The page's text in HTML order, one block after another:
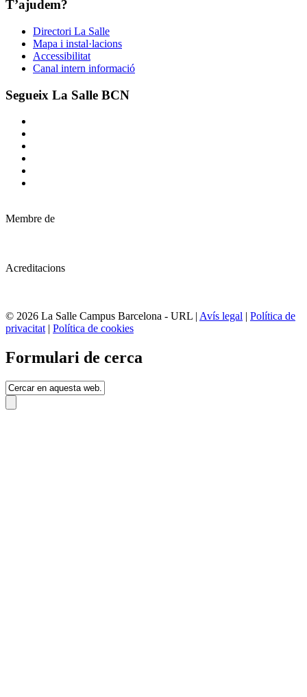
T’ajudem?
Directori La Salle
Mapa i instal·lacions
Accessibilitat
Canal intern informació
Segueix La Salle BCN
Membre de
Acreditacions
© 2026 La Salle Campus Barcelona - URL | Avís legal | Política de
privacitat | Política de cookies
Formulari de cerca